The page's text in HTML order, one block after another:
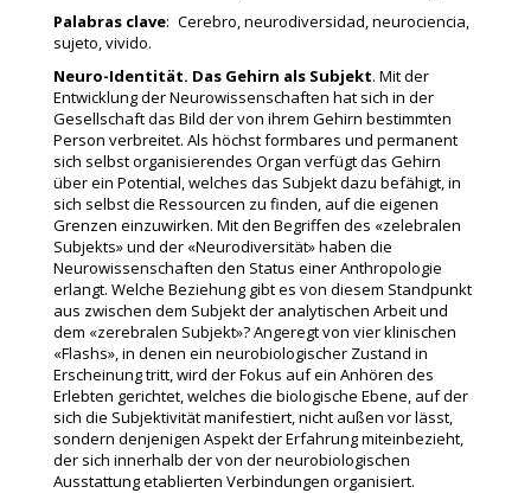
Palabras clave: Cerebro, neurodiversidad, neurociencia,
sujeto, vivido.
Neuro-Identität. Das Gehirn als Subjekt. Mit der
Entwicklung der Neurowissenschaften hat sich in der
Gesellschaft das Bild der von ihrem Gehirn bestimmten
Person verbreitet. Als höchst formbares und permanent
sich selbst organisierendes Organ verfügt das Gehirn
über ein Potential, welches das Subjekt dazu befähigt, in
sich selbst die Ressourcen zu finden, auf die eigenen
Grenzen einzuwirken. Mit den Begriffen des «zelebralen
Subjekts» und der «Neurodiversität» haben die
Neurowissenschaften den Status einer Anthropologie
erlangt. Welche Beziehung gibt es von diesem Standpunkt
aus zwischen dem Subjekt der analytischen Arbeit und
dem «zerebralen Subjekt»? Angeregt von vier klinischen
«Flashs», in denen ein neurobiologischer Zustand in
Erscheinung tritt, wird der Fokus auf ein Anhören des
Erlebten gerichtet, welches die biologische Ebene, auf der
sich die Subjektivität manifestiert, nicht außen vor lässt,
sondern denjenigen Aspekt der Erfahrung miteinbezieht,
der sich innerhalb der von der neurobiologischen
Ausstattung etablierten Verbindungen organisiert.